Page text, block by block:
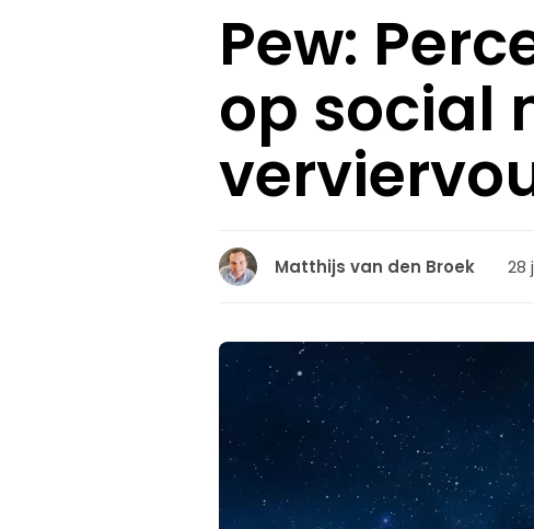
Pew:
op social
Matthijs van den Broek 28